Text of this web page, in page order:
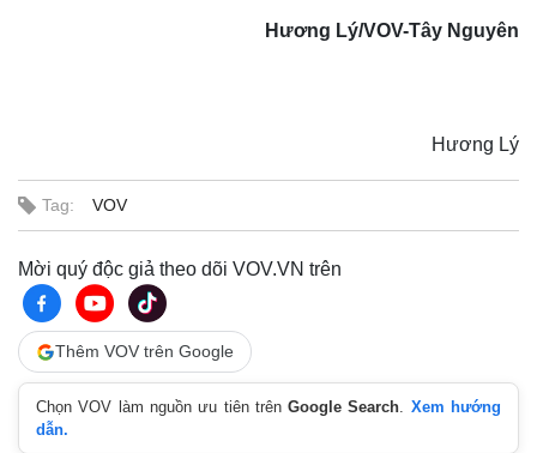
Doanh nghiệp
Thông tin doanh nghiệp
Doanh nghiệp 24h
Doanh nhân
Tin Công nghệ
Hương Lý/VOV-Tây Nguyên
Hương Lý
Tag: VOV
Mời quý độc giả theo dõi VOV.VN trên
Thêm VOV trên Google
Chọn VOV làm nguồn ưu tiên trênGoogle Search. Xem hướng
dẫn.